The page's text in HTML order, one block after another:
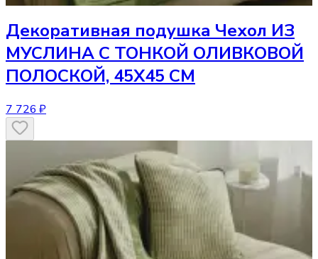
Декоративная подушка Чехол ИЗ
МУСЛИНА С ТОНКОЙ ОЛИВКОВОЙ
ПОЛОСКОЙ, 45Х45 СМ
7 726 ₽